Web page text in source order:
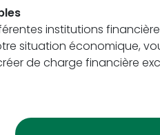
institutions
situation économique,
de charge financière